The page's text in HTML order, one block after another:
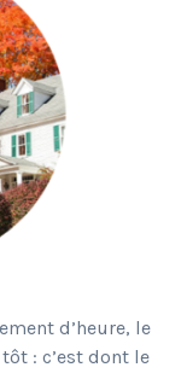
d’heure, le
: c’est dont le